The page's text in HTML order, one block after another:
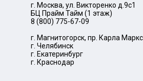
г. Москва, ул. Викторенко д.9с1
БЦ Прайм Тайм (1 этаж)
8 (800) 775-67-09
г. Магнитогорск, пр. Карла
г. Челябинск
г. Екатеринбург
г. Краснодар